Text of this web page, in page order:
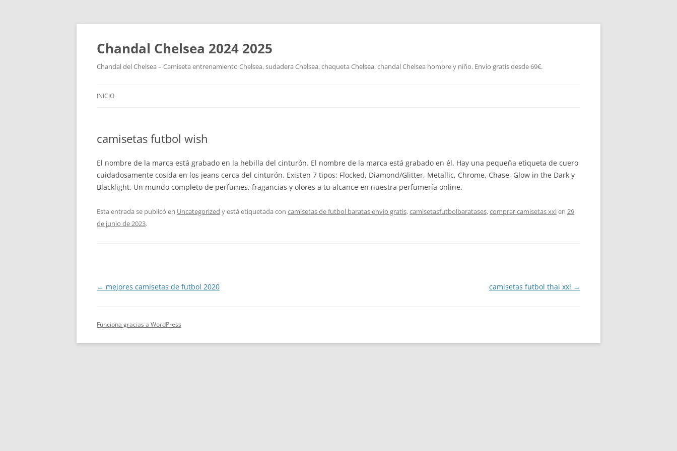
Chandal Chelsea 2024 2025
Chandal del Chelsea – Camiseta entrenamiento Chelsea, sudadera Chelsea, chaqueta Chelsea, chandal Chelsea hombre y niño. Envío gratis desde 69€.
INICIO
camisetas futbol wish
El nombre de la marca está grabado en la hebilla del cinturón. El nombre de la marca está grabado en él. Hay una pequeña etiqueta de cuero
cuidadosamente cosida en los jeans cerca del cinturón. Existen 7 tipos: Flocked, Diamond/Glitter, Metallic, Chrome, Chase, Glow in the Dark y
Blacklight. Un mundo completo de perfumes, fragancias y olores a tu alcance en nuestra perfumería online.
Esta entrada se publicó en Uncategorized y está etiquetada con camisetas de futbol baratas envio gratis,camisetasfutbolbaratases,comprar camisetas xxlen 29
de junio de 2023.
Navegación
← mejores camisetas de futbol 2020 camisetas futbol thai xxl →
Funciona gracias a WordPress